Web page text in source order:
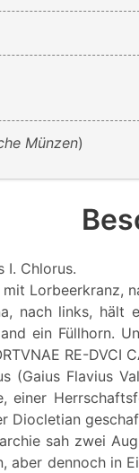
Münzen)
I. Chlorus.
Lorbeerkranz,
nach links,
ein Füllhorn.
RE-DVCI
(Gaius Flavius
einer
Diocletian
sah zwei
aber dennoch in